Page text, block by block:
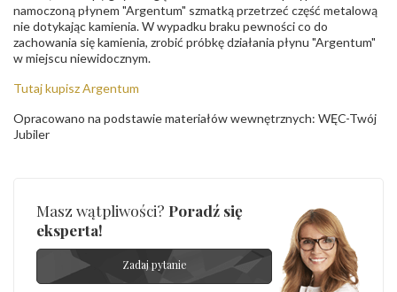
namoczoną płynem "Argentum" szmatką przetrzeć część metalową
nie dotykając kamienia. W wypadku braku pewności co do
zachowania się kamienia, zrobić próbkę działania płynu "Argentum"
w miejscu niewidocznym.
Tutaj kupisz Argentum
Opracowano na podstawie materiałów wewnętrznych: WĘC-Twój
Jubiler
Masz wątpliwości? Poradź się
eksperta!
Zadaj pytanie